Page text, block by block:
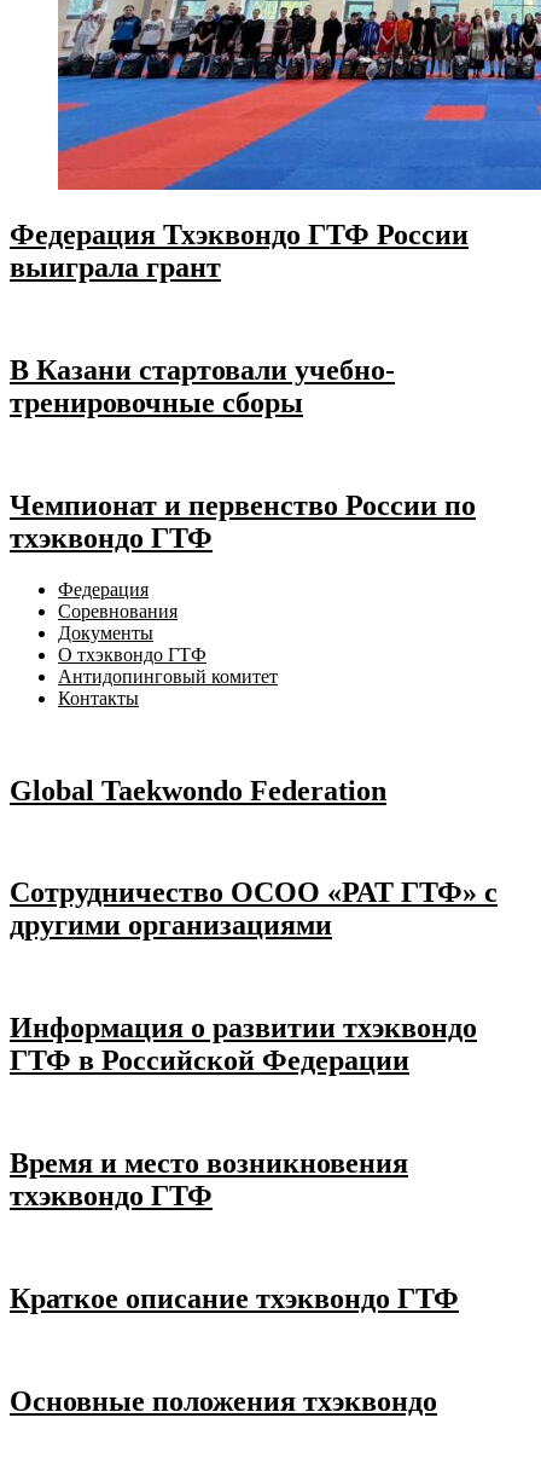
Федерация Тхэквондо ГТФ России
выиграла грант
В Казани стартовали учебно-
тренировочные сборы
Чемпионат и первенство России по
тхэквондо ГТФ
Федерация
Соревнования
Документы
О тхэквондо ГТФ
Антидопинговый комитет
Контакты
Global Taekwondo Federation
Сотрудничество ОСОО «РАТ ГТФ» с
другими организациями
Информация о развитии тхэквондо
ГТФ в Российской Федерации
Время и место возникновения
тхэквондо ГТФ
Краткое описание тхэквондо ГТФ
Основные положения тхэквондо